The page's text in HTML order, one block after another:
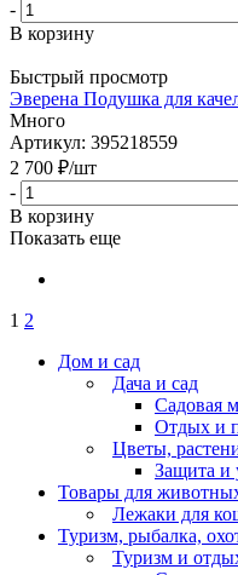
-
В корзину
Быстрый просмотр
Эверена Подушка для
Много
Артикул: 395218559
2 700 ₽/шт
-
В корзину
Показать еще
1 2
Дом и сад
Дача и сад
Садовая
Отдых и
Цветы,
Защита и
Товары для
Лежаки для
Туризм, рыбалка,
Туризм и